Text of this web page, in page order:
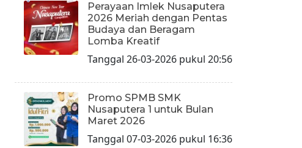
Perayaan Imlek Nusaputera
2026 Meriah dengan Pentas
Budaya dan Beragam
Lomba Kreatif
Tanggal 26-03-2026 pukul 20:56
Promo SPMB SMK
Nusaputera 1 untuk Bulan
Maret 2026
Tanggal 07-03-2026 pukul 16:36